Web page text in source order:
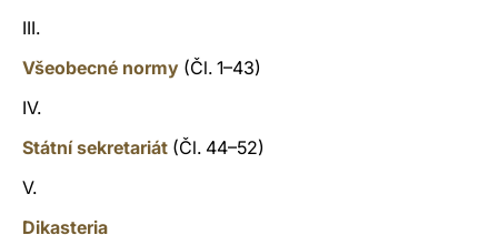
III.
Všeobecné normy (Čl. 1–43)
IV.
Státní sekretariát (Čl. 44–52)
V.
Dikasteria